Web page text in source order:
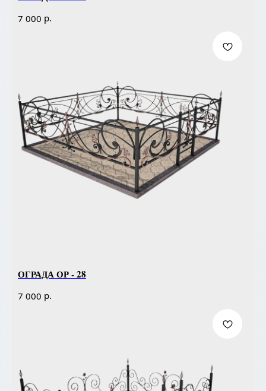
7 000 р.
ОГРАДА ОР - 28
7 000 р.